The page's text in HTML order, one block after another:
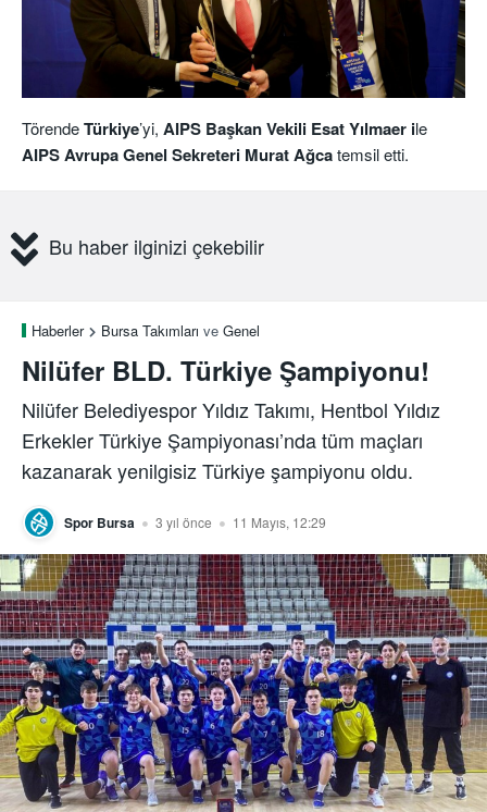
TörendeTürkiye’yi, AIPS Başkan Vekili Esat Yılmaer ile
AIPS Avrupa Genel Sekreteri Murat Ağcatemsil etti.
Bu haber ilginizi çekebilir
Haberler Bursa Takımları ve Genel
Nilüfer BLD. Türkiye Şampiyonu!
Nilüfer Belediyespor Yıldız Takımı, Hentbol Yıldız
Erkekler Türkiye Şampiyonası’nda tüm maçları
kazanarak yenilgisiz Türkiye şampiyonu oldu.
Spor Bursa 3 yıl önce 11 Mayıs, 12:29